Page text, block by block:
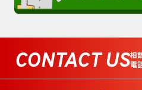
CONTACT US相
電